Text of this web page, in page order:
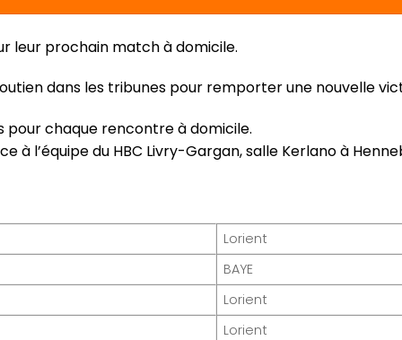
leur prochain match à domicile.
dans les tribunes pour remporter une nouvelle
pour chaque rencontre à domicile.
à l’équipe du HBC Livry-Gargan, salle Kerlano à
Lorient
BAYE
Lorient
Lorient